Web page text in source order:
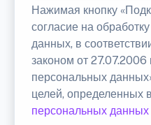
Нажимая кнопку
согласие на
данных, в
законом от
персональных
целей, определенных в
персональных данных